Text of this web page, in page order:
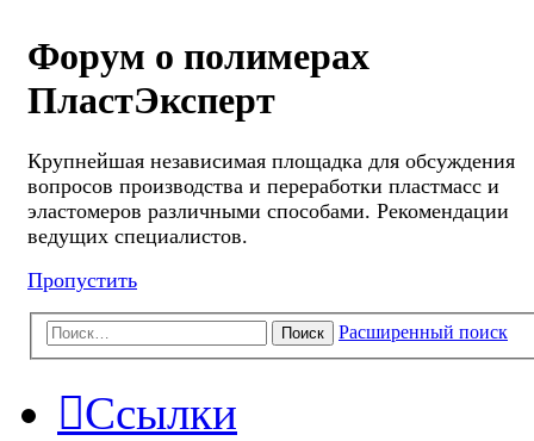
Форум о полимерах
ПластЭксперт
Крупнейшая независимая площадка для обсуждения
вопросов производства и переработки пластмасс и
эластомеров различными способами. Рекомендации
ведущих специалистов.
Пропустить
Поиск Расширенный поиск
Ссылки